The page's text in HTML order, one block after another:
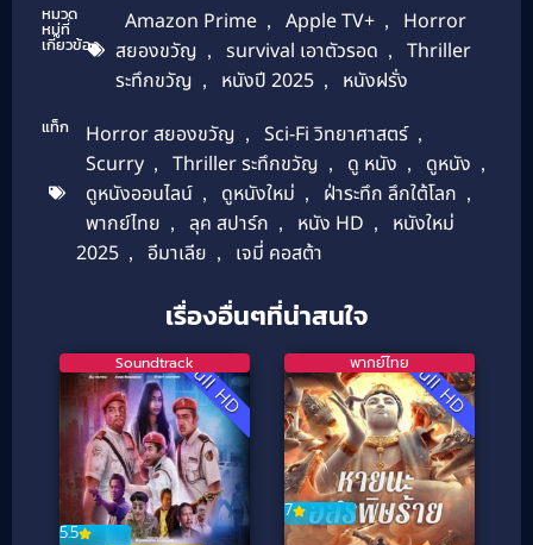
หมวด
หมู่ที่
เกี่ยวข้อง
Amazon Prime , Apple TV+ ,
Horror
สยองขวัญ , survival เอาตัวรอด ,
Thriller
ระทึกขวัญ , หนังปี 2025 , หนังฝรั่ง
แท็ก Horror สยองขวัญ , Sci-Fi วิทยาศาสตร์ ,
Scurry , Thriller ระทึกขวัญ , ดู หนัง , ดูหนัง ,
ดูหนังออนไลน์ , ดูหนังใหม่ , ฝ่าระทึก ลึกใต้โลก ,
พากย์ไทย , ลุค สปาร์ก , หนัง HD ,
หนังใหม่
2025 , อีมาเลีย , เจมี่ คอสต้า
เรื่องอื่นๆที่น่าสนใจ
Full HD
5.5
Soundtrack Full HD
7
พากย์ไทย